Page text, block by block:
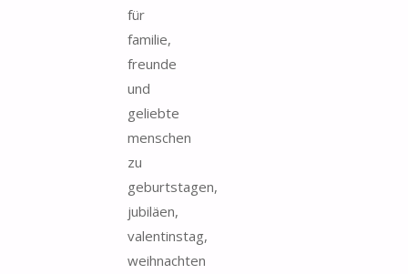
für
familie,
freunde
und
geliebte
menschen
zu
geburtstagen,
jubiläen,
valentinstag,
weihnachten